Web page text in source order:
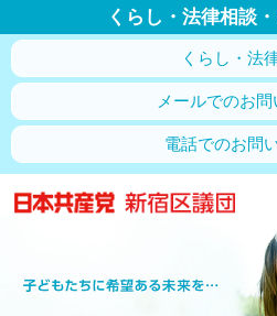
くらし・法律相談
くらし・法
メールでのお
電話でのお問